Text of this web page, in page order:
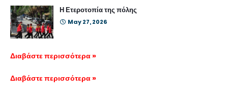
Η Ετεροτοπία της πόλης
May 27, 2026
Διαβάστε περισσότερα »
Διαβάστε περισσότερα »